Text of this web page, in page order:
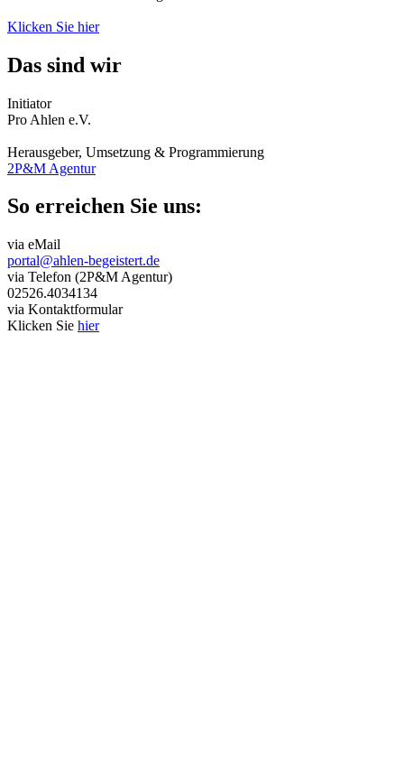
Klicken Sie hier
Das sind wir
Initiator
Pro Ahlen e.V.
Herausgeber, Umsetzung & Programmierung
2P&M Agentur
So erreichen Sie uns:
via eMail
portal@ahlen-begeistert.de
via Telefon (2P&M Agentur)
02526.4034134
via Kontaktformular
Klicken Sie hier